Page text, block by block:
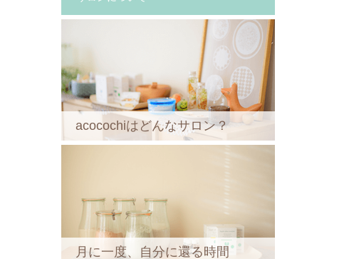
acocochiはどんなサロン？
月に一度、自分に還る時間